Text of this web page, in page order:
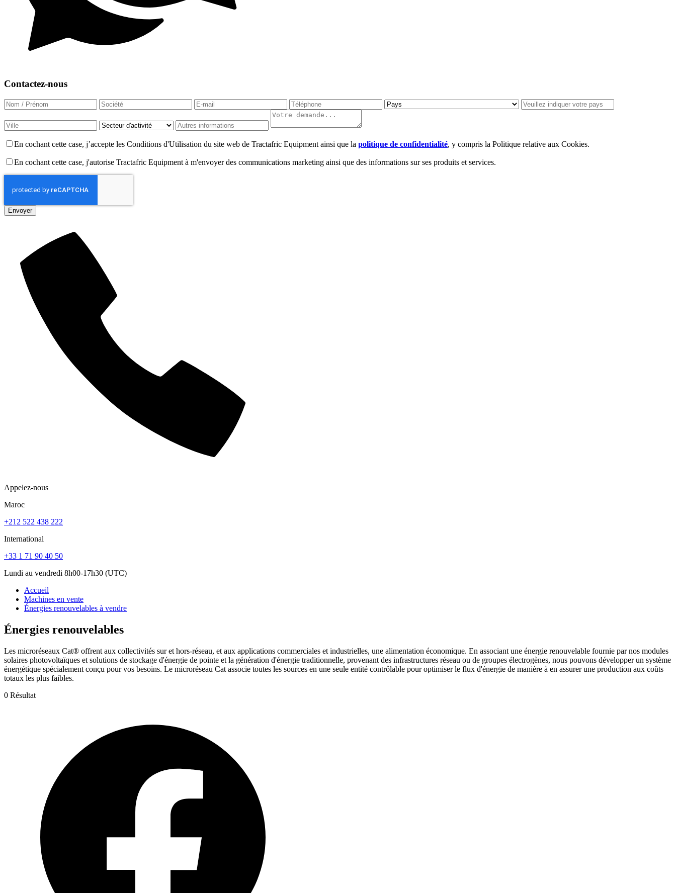
Contactez-nous
En cochant cette case, j’accepte les Conditions d'Utilisation du site web de Tractafric Equipment ainsi que la politique de confidentialité, y compris la Politique relative aux Cookies.
En cochant cette case, j'autorise Tractafric Equipment à m'envoyer des communications marketing ainsi que des informations sur ses produits et services.
Appelez-nous
Maroc
+212 522 438 222
International
+33 1 71 90 40 50
Lundi au vendredi 8h00-17h30 (UTC)
Accueil
Machines en vente
Énergies renouvelables à vendre
Énergies renouvelables
Les microréseaux Cat® offrent aux collectivités sur et hors-réseau, et aux applications commerciales et industrielles, une alimentation économique. En associant une énergie renouvelable fournie par nos modules
solaires photovoltaïques et solutions de stockage d'énergie de pointe et la génération d'énergie traditionnelle, provenant des infrastructures réseau ou de groupes électrogènes, nous pouvons développer un système
énergétique spécialement conçu pour vos besoins. Le microréseau Cat associe toutes les sources en une seule entité contrôlable pour optimiser le flux d'énergie de manière à en assurer une production aux coûts
totaux les plus faibles.
0 Résultat